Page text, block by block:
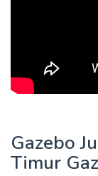
Gazebo
Timur